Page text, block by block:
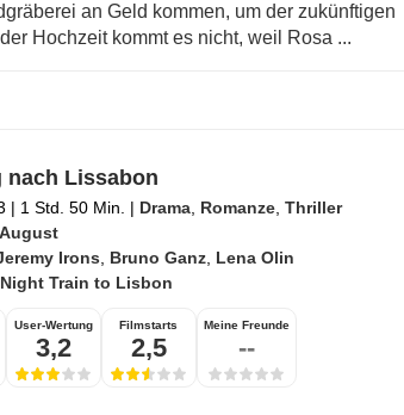
an Geld kommen, um der zukünftigen
Hochzeit kommt es nicht, weil Rosa ...
nach Lissabon
| 1 Std. 50 Min. | Drama, Romanze, Thriller
Irons Bruno Ganz, Lena Olin
Night Train to Lisbon
User-Wertung
3,2
Filmstarts
2,5
Meine Freunde
--